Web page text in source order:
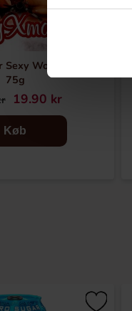
Women at Work
75g
19.90 kr
Køb